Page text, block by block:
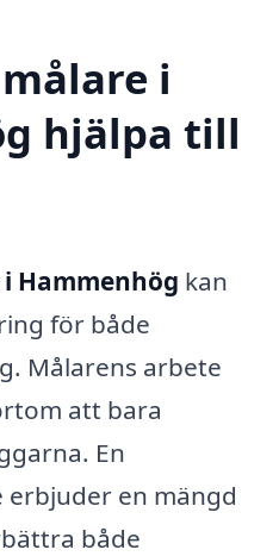
i
hjälpa till
Hammenhög kan
för både
Målarens arbete
att bara
En
erbjuder en mängd
både